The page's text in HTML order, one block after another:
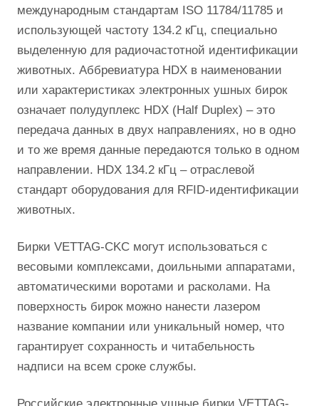
международным стандартам ISO 11784/11785 и
использующей частоту 134.2 кГц, специально
выделенную для радиочастотной идентификации
животных. Аббревиатура HDX в наименовании
или характеристиках электронных ушных бирок
означает полудуплекс HDX (Half Duplex) – это
передача данных в двух направлениях, но в одно
и то же время данные передаются только в одном
направлении. HDX 134.2 кГц – отраслевой
стандарт оборудования для RFID-идентификации
животных.
Бирки VETTAG-CKC могут использоваться с
весовыми комплексами, доильными аппаратами,
автоматическими воротами и расколами. На
поверхность бирок можно нанести лазером
название компании или уникальный номер, что
гарантирует сохранность и читабельность
надписи на всем сроке службы.